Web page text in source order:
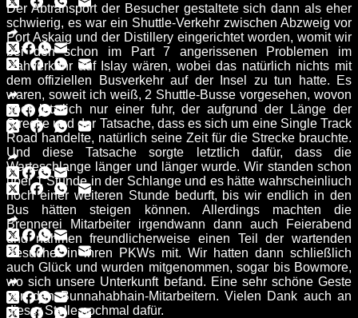
Der Abtransport der Besucher gestaltete sich dann als eher
schwierig, es war ein Shuttle-Verkehr zwischen Abzweig vor
Port Askaig und der Distillery eingerichtet worden, womit wir
bei den schon im Part 7 angerissenen Problemen im
Nahverkehr auf Islay wären, wobei das natürlich nichts mit
dem offiziellen Busverkehr auf der Insel zu tun hatte. Es
waren, soweit ich weiß, 2 Shuttle-Busse vorgesehen, wovon
aber letztlich nur einer fuhr, der aufgrund der Länge der
Strecke und der Tatsache, dass es sich um eine Single Track
Road handelte, natürlich seine Zeit für die Strecke brauchte.
Und diese Tatsache sorgte letztlich dafür, dass die
Warteschlange länger und länger wurde. Wir standen schon
über 1 Stunde in der Schlange und es hätte wahrscheinliuch
noch einer weiteren Stunde bedurft, bis wir endlich in den
Bus hätten steigen können. Allerdings machten die
Brennerei Mitarbeiter irgendwann dann auch Feierabend
und nahmen freundlicherweise einen Teil der wartenden
Besucher in ihren PKWs mit. Wir hatten dann schließlich
auch Glück und wurden mitgenommen, sogar bis Bowmore,
wo sich unsere Unterkunft befand. Eine sehr schöne Geste
von den Bunnahabhain-Mitarbeitern. Vielen Dank auch an
dieser Stelle nochmal dafür.